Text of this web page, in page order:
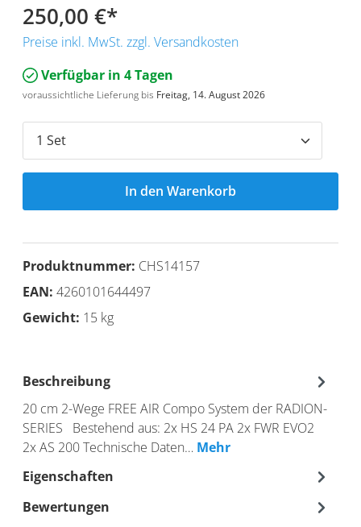
250,00 €*
Preise inkl. MwSt. zzgl. Versandkosten
Verfügbar in 4 Tagen
voraussichtliche Lieferung bis Freitag, 14. August 2026
In den Warenkorb
Produktnummer: CHS14157
EAN: 4260101644497
Gewicht: 15 kg
Beschreibung
20 cm 2-Wege FREE AIR Compo System der RADION-
SERIES Bestehend aus: 2x HS 24 PA 2x FWR EVO2
2x AS 200 Technische Daten… Mehr
Eigenschaften
Bewertungen